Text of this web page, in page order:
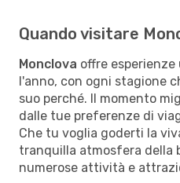
Quando visitare
Monclova offre
l'anno, con ogni stagione
suo perché. Il momento
dalle tue preferenze di
Che tu voglia goderti la
tranquilla atmosfera della
numerose attività e